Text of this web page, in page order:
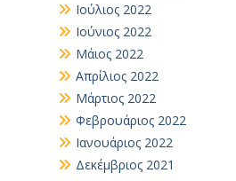
Ιούλιος 2022
Ιούνιος 2022
Μάιος 2022
Απρίλιος 2022
Μάρτιος 2022
Φεβρουάριος 2022
Ιανουάριος 2022
Δεκέμβριος 2021